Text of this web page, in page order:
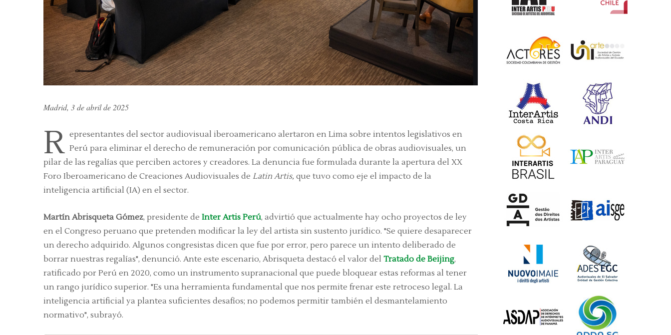
Madrid, 3 de abril de 2025
R epresentantes del sector audiovisual iberoamericano alertaron en Lima sobre intentos legislativos en
Perú para eliminar el derecho de remuneración por comunicación pública de obras audiovisuales, un
pilar de las regalías que perciben actores y creadores. La denuncia fue formulada durante la apertura del XX
Foro Iberoamericano de Creaciones Audiovisuales de Latin Artis, que tuvo como eje el impacto de la
inteligencia artificial (IA) en el sector.
Martín Abrisqueta Gómez, presidente de Inter Artis Perú, advirtió que actualmente hay ocho proyectos de ley
en el Congreso peruano que pretenden modificar la ley del artista sin sustento jurídico. "Se quiere desaparecer
un derecho adquirido. Algunos congresistas dicen que fue por error, pero parece un intento deliberado de
borrar nuestras regalías", denunció. Ante este escenario, Abrisqueta destacó el valor del Tratado de Beijing,
ratificado por Perú en 2020, como un instrumento supranacional que puede bloquear estas reformas al tener
un rango jurídico superior. "Es una herramienta fundamental que nos permite frenar este retroceso legal. La
inteligencia artificial ya plantea suficientes desafíos; no podemos permitir también el desmantelamiento
normativo", subrayó.